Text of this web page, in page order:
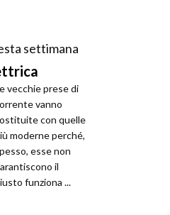
settimana
vecchie prese di
vanno
con quelle
moderne perché,
esse non
il
funziona ...